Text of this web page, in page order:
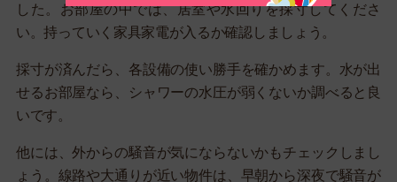
した。お部屋の中では、居室や水回りを採寸してくださ
い。持っていく家具家電が入るか確認しましょう。
採寸が済んだら、各設備の使い勝手を確かめます。水が出
せるお部屋なら、シャワーの水圧が弱くないか調べると良
いです。
他には、外からの騒音が気にならないかもチェックしまし
ょう。線路や大通りが近い物件は、早朝から深夜で騒音が